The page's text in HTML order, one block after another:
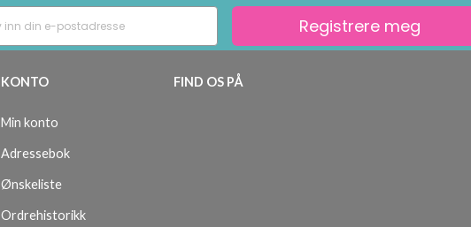
Registrere meg
KONTO
Min konto
Adressebok
Ønskeliste
Ordrehistorikk
FIND OS PÅ